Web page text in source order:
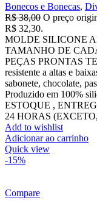
Bonecos e Bonecas,
R$38,00 O preço
R$ 32,30.
MOLDE SILICONE
TAMANHO DE
PEÇAS PRONTAS
resistente a altas e
sabonete, chocolate,
Produzido em 100%
ESTOQUE ,
24 HORAS
Add to wishlist
Adicionar ao carrinho
Quick view
-15%
Compare